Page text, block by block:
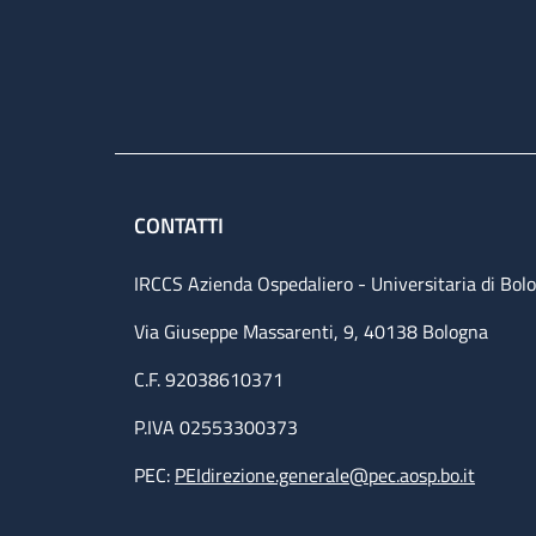
CONTATTI
IRCCS Azienda Ospedaliero - Universitaria di
Via Giuseppe Massarenti, 9, 40138 Bologna
C.F. 92038610371
P.IVA 02553300373
PEC: PEIdirezione.generale@pec.aosp.bo.it